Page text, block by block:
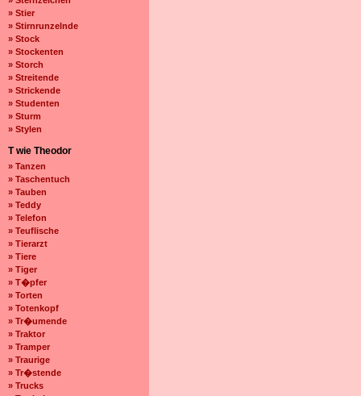
» Stier
» Stirnrunzelnde
» Stock
» Stockenten
» Storch
» Streitende
» Strickende
» Studenten
» Sturm
» Stylen
T wie Theodor
» Tanzen
» Taschentuch
» Tauben
» Teddy
» Telefon
» Teuflische
» Tierarzt
» Tiere
» Tiger
» T�pfer
» Torten
» Totenkopf
» Tr�umende
» Traktor
» Tramper
» Traurige
» Tr�stende
» Trucks